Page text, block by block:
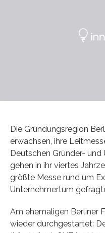
Die Gründungsregion
erwachsen, ihre
Deutschen Gründer-
gehen in ihr viertes
größte Messe rund um
Unternehmertum
Am ehemaligen Berliner
wieder durchgestartet: